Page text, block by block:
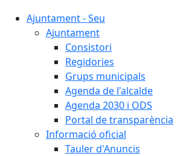
Ajuntament - Seu
Ajuntament
Consistori
Regidories
Grups municipals
Agenda de l'alcalde
Agenda 2030 i ODS
Portal de transparència
Informació oficial
Tauler d'Anuncis